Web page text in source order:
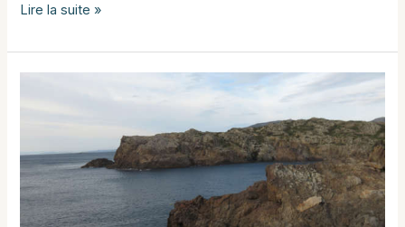
Dernier
aux
Aiguamolls
Lire la suite »